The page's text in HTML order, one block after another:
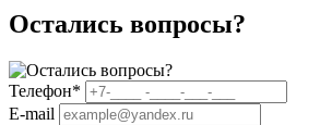
Остались вопросы?
Телефон*
E-mail